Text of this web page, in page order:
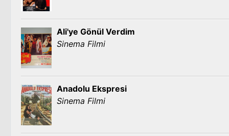
Ali'ye Gönül Verdim
Sinema Filmi
Anadolu Ekspresi
Sinema Filmi